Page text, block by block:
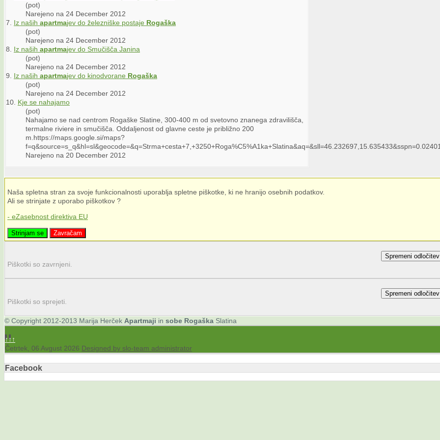
(pot)
Narejeno na 24 December 2012
7. Iz naših apartmajev do železniške postaje Rogaška
(pot)
Narejeno na 24 December 2012
8. Iz naših apartmajev do Smučišča Janina
(pot)
Narejeno na 24 December 2012
9. Iz naših apartmajev do kinodvorane Rogaška
(pot)
Narejeno na 24 December 2012
10. Kje se nahajamo
(pot)
Nahajamo se nad centrom Rogaške Slatine, 300-400 m od svetovno znanega zdravilišča,
termalne riviere in smučišča. Oddaljenost od glavne ceste je približno 200
m.https://maps.google.si/maps?
f=q&source=s_q&hl=sl&geocode=&q=Strma
Narejeno na 20 December 2012
Naša spletna stran za svoje funkcionalnosti uporablja spletne piškotke, ki ne hranijo osebnih podatkov.
Ali se strinjate z uporabo piškotkov ?
- eZasebnost direktiva EU
Strinjam se Zavračam
Spremeni odločitev
Piškotki so zavrnjeni.
Spremeni odločitev
Piškotki so sprejeti.
© Copyright 2012-2013 Marija Herček Apartmaji in sobe Rogaška Slatina
↑↑↑
Četrtek, 06 Avgust 2026 Designed by slo-team administrator
Facebook